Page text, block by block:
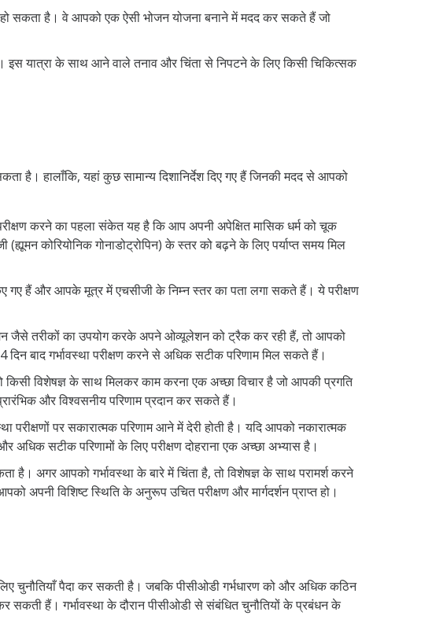
हो सकता है। वे आपको एक ऐसी भोजन योजना बनाने में मदद कर सकते हैं जो
इस यात्रा के साथ आने वाले तनाव और चिंता से निपटने के लिए किसी चिकित्सक
है। हालाँकि, यहां कुछ सामान्य दिशानिर्देश दिए गए हैं जिनकी मदद से आपको
करने का पहला संकेत यह है कि आप अपनी अपेक्षित मासिक धर्म को चूक
कोरियोनिक गोनाडोट्रोपिन) के स्तर को बढ़ने के लिए पर्याप्त समय मिल
गए हैं और आपके मूत्र में एचसीजी के निम्न स्तर का पता लगा सकते हैं। ये परीक्षण
जैसे तरीकों का उपयोग करके अपने ओव्यूलेशन को ट्रैक कर रही हैं, तो आपको
बाद गर्भावस्था परीक्षण करने से अधिक सटीक परिणाम मिल सकते हैं।
विशेषज्ञ के साथ मिलकर काम करना एक अच्छा विचार है जो आपकी प्रगति
और विश्वसनीय परिणाम प्रदान कर सकते हैं।
परीक्षणों पर सकारात्मक परिणाम आने में देरी होती है। यदि आपको नकारात्मक
अधिक सटीक परिणामों के लिए परीक्षण दोहराना एक अच्छा अभ्यास है।
है। अगर आपको गर्भावस्था के बारे में चिंता है, तो विशेषज्ञ के साथ परामर्श करने
विशिष्ट स्थिति के अनुरूप उचित परीक्षण और मार्गदर्शन प्राप्त हो।
चुनौतियाँ पैदा कर सकती है। जबकि पीसीओडी गर्भधारण को और अधिक कठिन
सकती हैं। गर्भावस्था के दौरान पीसीओडी से संबंधित चुनौतियों के प्रबंधन के